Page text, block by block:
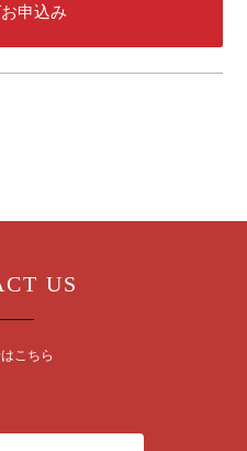
申込み
US
こちら